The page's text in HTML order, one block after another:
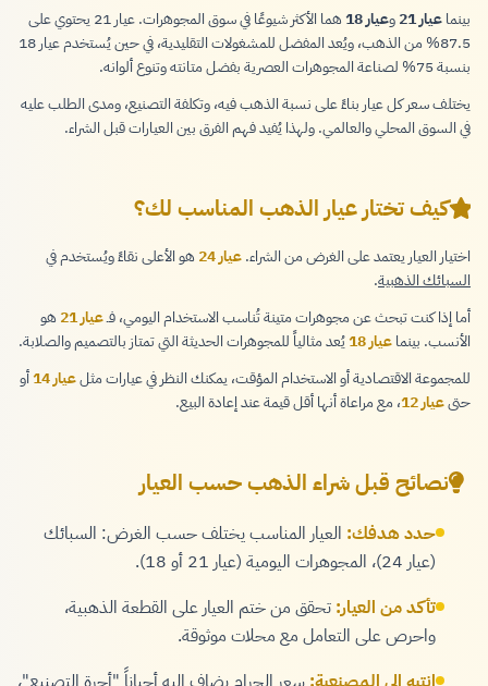
بينماعيار 21 وعيار 18
هما الأكثر شيوعًا في سوق المجوهرات. عيار 21 يحتوي على
87.5% من الذهب، ويُعد المفضل للمشغولات التقليدية، في حين يُستخدم عيار 18
بنسبة 75% لصناعة المجوهرات العصرية بفضل متانته وتنوع ألوانه.
يختلف سعر كل عيار بناءً على نسبة الذهب فيه، وتكلفة التصنيع، ومدى الطلب عليه
في السوق المحلي والعالمي. ولهذا يُفيد فهم الفرق بين العيارات قبل الشراء.
كيف تختار عيار الذهب المناسب لك؟
اختيار العيار يعتمد على الغرض من الشراء.عيار 24
هو الأعلى نقاءً ويُستخدم في
السبائك الذهبية.
أما إذا كنت تبحث عن مجوهرات متينة تُناسب الاستخدام اليومي، فـعيار 21
هو
الأنسب. بينماعيار 18
يُعد مثالياً للمجوهرات الحديثة التي تمتاز بالتصميم والصلابة.
للمجموعة الاقتصادية أو الاستخدام المؤقت، يمكنك النظر في عيارات مثلعيار 14
أو
حتىعيار 12 ، مع مراعاة أنها أقل قيمة عند إعادة البيع.
نصائح قبل شراء الذهب حسب العيار
حدد هدفك: العيار المناسب يختلف حسب الغرض: السبائك
(عيار 24)، المجوهرات اليومية (عيار 21 أو 18).
تأكد من العيار: تحقق من ختم العيار على القطعة الذهبية،
واحرص على التعامل مع محلات موثوقة.